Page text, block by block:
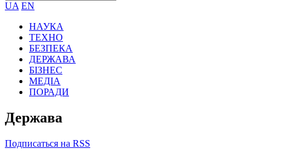
UA EN
НАУКА
ТЕХНО
БЕЗПЕКА
ДЕРЖАВА
БІЗНЕС
МЕДІА
ПОРАДИ
Держава
Подписаться на RSS